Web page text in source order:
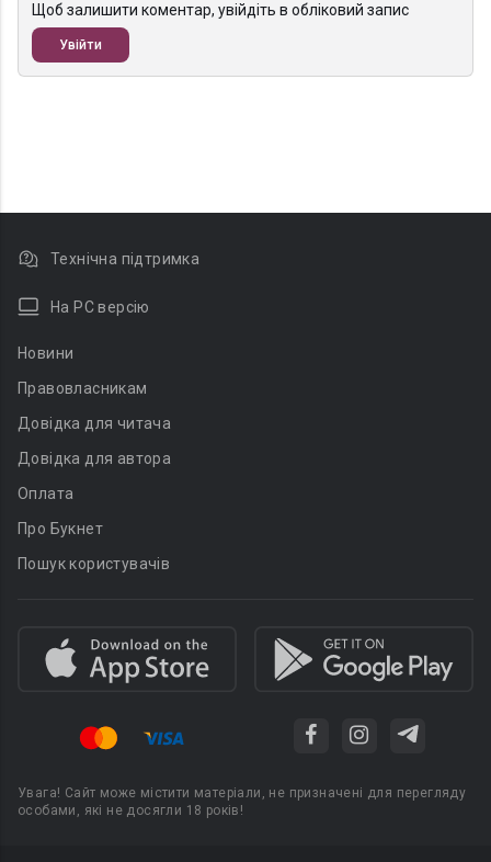
Щоб залишити коментар, увійдіть в обліковий запис
Увійти
Технічна підтримка
На PC версію
Новини
Правовласникам
Довідка для читача
Довідка для автора
Оплата
Про Букнет
Пошук користувачів
Увага! Сайт може містити матеріали, не призначені для перегляду
особами, які не досягли 18 років!